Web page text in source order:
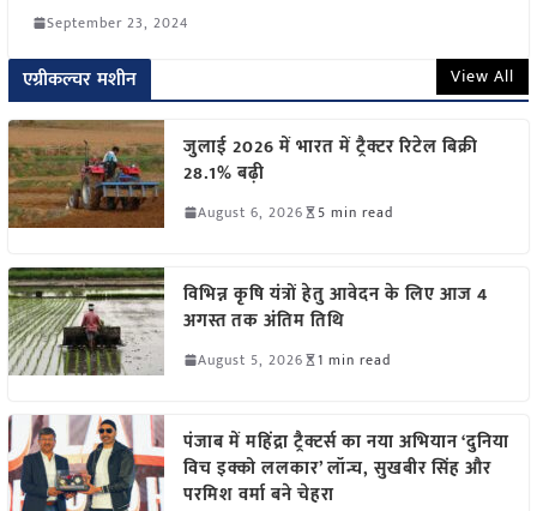
September 23, 2024
एग्रीकल्चर मशीन View All
जुलाई 2026 में भारत में ट्रैक्टर रिटेल बिक्री
28.1% बढ़ी
August 6, 2026 5 min read
विभिन्न कृषि यंत्रों हेतु आवेदन के लिए आज 4
अगस्त तक अंतिम तिथि
August 5, 2026 1 min read
पंजाब में महिंद्रा ट्रैक्टर्स का नया अभियान ‘दुनिया
विच इक्को ललकार’ लॉन्च, सुखबीर सिंह और
परमिश वर्मा बने चेहरा